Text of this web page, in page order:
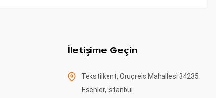
İletişime Geçin
Tekstilkent, Oruçreis Mahallesi 34235
Esenler, İstanbul